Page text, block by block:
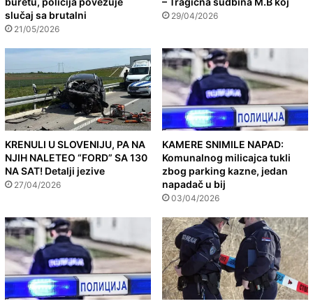
slučaj sa brutalni
21/05/2026
29/04/2026
KRENULI U SLOVENIJU, PA NA
NJIH NALETEO “FORD” SA 130
NA SAT! Detalji jezive
27/04/2026
KAMERE SNIMILE NAPAD:
Komunalnog milicajca tukli
zbog parking kazne, jedan
napadač u bij
03/04/2026